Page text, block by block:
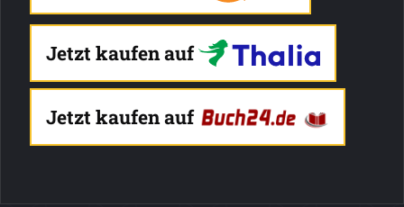
Jetzt kaufen auf
Jetzt kaufen auf